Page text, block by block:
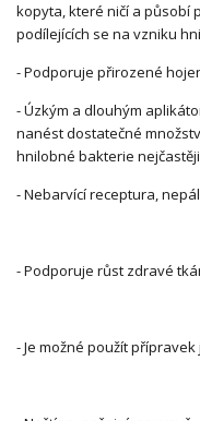
kopyta, které ničí a působí
podílejících se na vzniku
- Podporuje přirozené
- Úzkým a dlouhým
nanést dostatečné
hnilobné bakterie
- Nebarvící receptura,
- Podporuje růst zdravé
- Je možné použít